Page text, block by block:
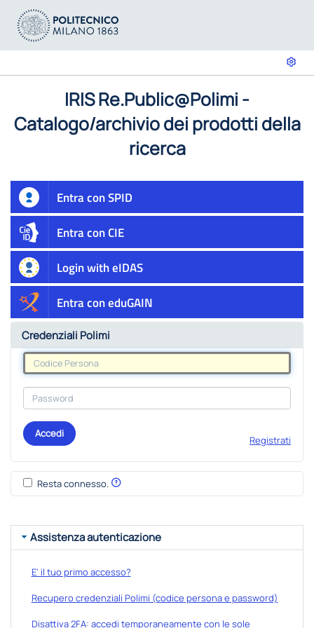
IRIS Re.Public@Polimi -
Catalogo/archivio dei prodotti della
ricerca
Entra con SPID
Entra con CIE
Login with eIDAS
Entra con eduGAIN
Credenziali Polimi
Accedi
Registrati
Resta connesso.
Assistenza autenticazione
E' il tuo primo accesso?
Recupero credenziali Polimi (codice persona e password)
Disattiva 2FA: accedi temporaneamente con le sole